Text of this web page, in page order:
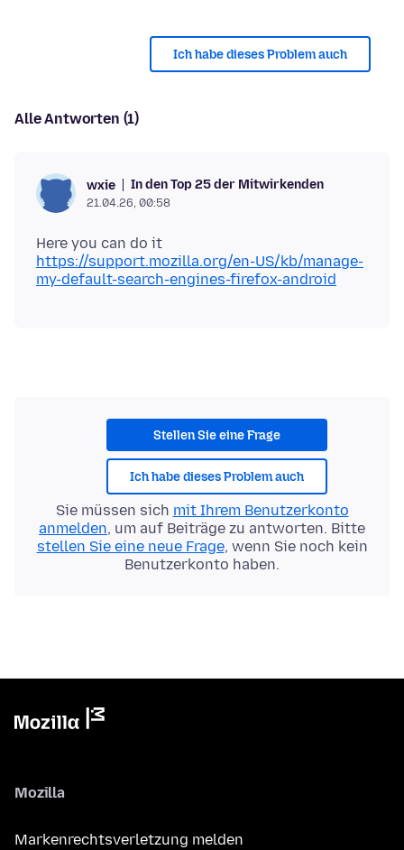
Ich habe dieses Problem auch
Alle Antworten (1)
wxie In den Top 25 der Mitwirkenden
21.04.26, 00:58
https://support.mozilla.org/en-US/kb/manage-
my-default-search-engines-firefox-android
Stellen Sie eine Frage
Ich habe dieses Problem auch
Sie müssen sich mit Ihrem Benutzerkonto
anmelden, um auf Beiträge zu antworten. Bitte
stellen Sie eine neue Frage, wenn Sie noch kein
Benutzerkonto haben.
Mozilla
Markenrechtsverletzung melden